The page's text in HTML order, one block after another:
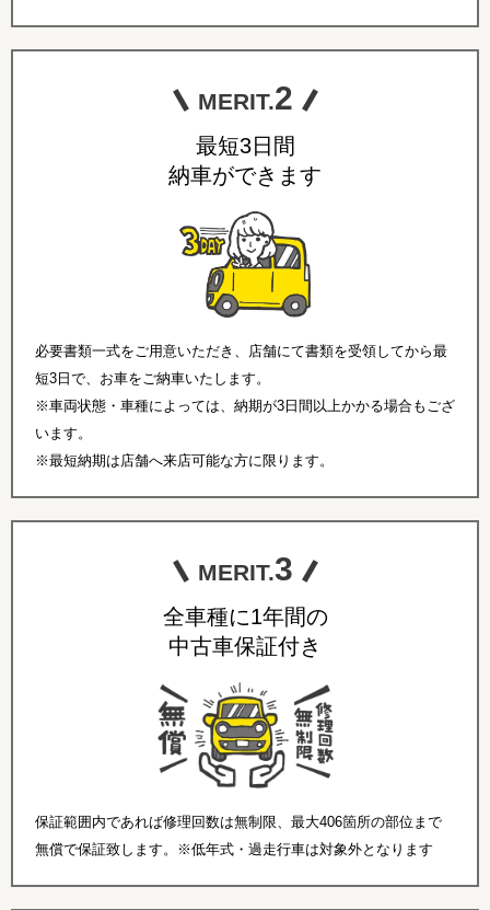
MERIT.2
最短3日間
納車ができます
必要書類一式をご用意いただき、店舗にて書類を受領してから最
短3日で、お車をご納車いたします。
※車両状態・車種によっては、納期が3日間以上かかる場合もござ
います。
※最短納期は店舗へ来店可能な方に限ります。
MERIT.3
全車種に1年間の
中古車保証付き
保証範囲内であれば修理回数は無制限、最大406箇所の部位まで
無償で保証致します。※低年式・過走行車は対象外となります